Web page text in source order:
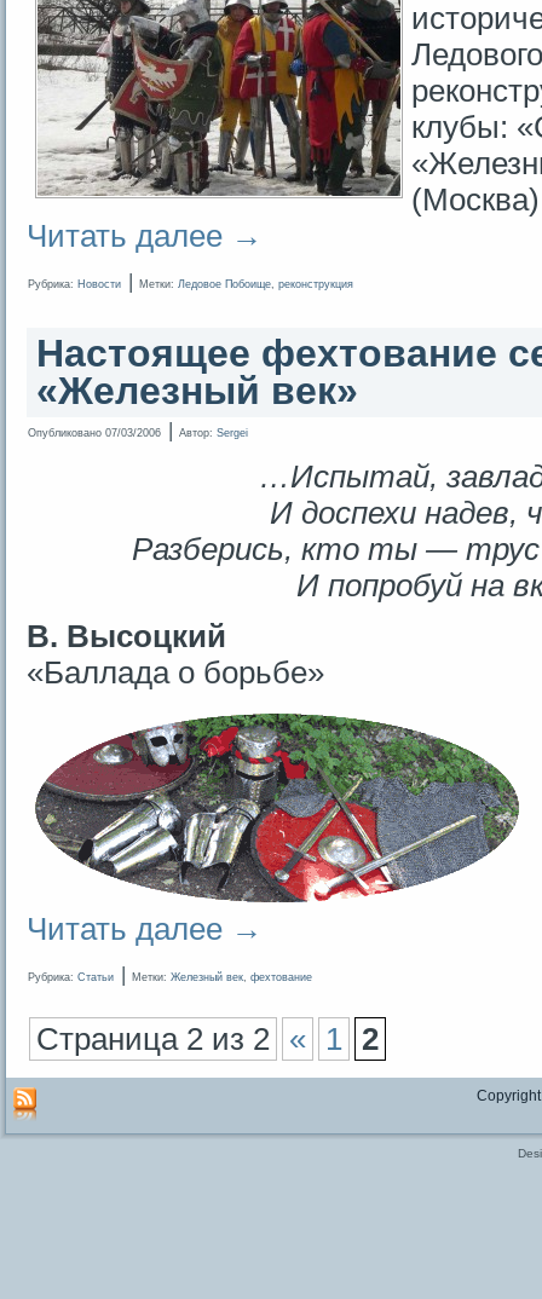
клубы:
Читать далее →
Рубрика: Новости | Метки: Ледовое Побоище, реконструкция
Настоящее фехтование
«Железный век»
Опубликовано 07/03/2006 | Автор: Sergei
…Испытай,
И доспехи надев,
Разберись, кто ты — трус
И попробуй на
В. Высоцкий
«Баллада о борьбе»
Читать далее →
Рубрика: Статьи | Метки: Железный век, фехтование
Страница 2 из 2 « 1 2